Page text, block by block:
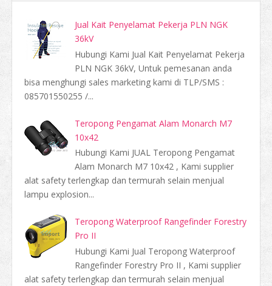
Jual Kait Penyelamat Pekerja PLN NGK
36kV
Hubungi Kami Jual Kait Penyelamat Pekerja
PLN NGK 36kV, Untuk pemesanan anda
bisa menghungi sales marketing kami di TLP/SMS :
085701550255 /...
Teropong Pengamat Alam Monarch M7
10x42
Hubungi Kami JUAL Teropong Pengamat
Alam Monarch M7 10x42 , Kami supplier
alat safety terlengkap dan termurah selain menjual
lampu explosion...
Teropong Waterproof Rangefinder Forestry
Pro II
Hubungi Kami Jual Teropong Waterproof
Rangefinder Forestry Pro II , Kami supplier
alat safety terlengkap dan termurah selain menjual